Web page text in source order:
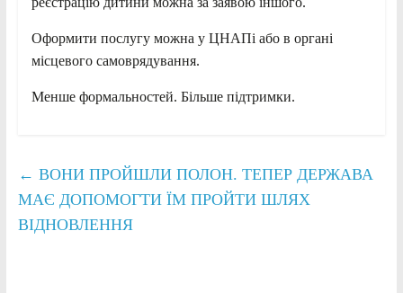
Оформити послугу можна у ЦНАПі або в органі
місцевого самоврядування.
Менше формальностей. Більше підтримки.
← ВОНИ ПРОЙШЛИ ПОЛОН. ТЕПЕР ДЕРЖАВА
МАЄ ДОПОМОГТИ ЇМ ПРОЙТИ ШЛЯХ
ВІДНОВЛЕННЯ